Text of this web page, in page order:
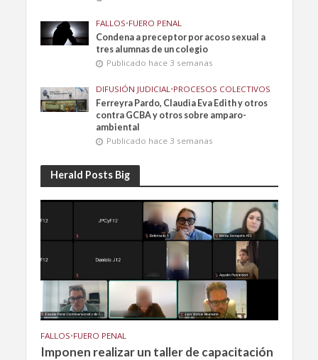
FALLOS•FUERO PENAL
Condena a preceptor por acoso sexual a
tres alumnas de un colegio
Publicado hace 3 semanas
DIFUSIÓN JUDICIAL•PROCESOS COLECTIVOS
Ferreyra Pardo, Claudia Eva Edith y otros
contra GCBA y otros sobre amparo-
ambiental
Publicado hace 3 semanas
Herald Posts Big
FALLOS•FUERO PENAL
Imponen realizar un taller de capacitación